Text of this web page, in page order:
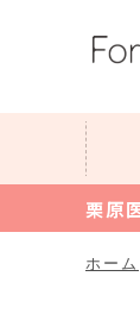
栗原
ホーム